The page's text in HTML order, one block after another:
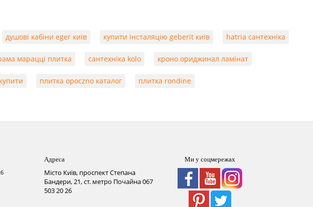
душові кабіни eger київ купити інсталяцію geberit київ hatria сантехніка
марацці плитка сантехніка kolo кроно ориджинал ламінат
плитка opoczno каталог плитка rondine
Адреса
Місто Київ, проспект Степана
Бандери, 21, ст. метро Почайна067
503 20 26
Ми у соцмережах